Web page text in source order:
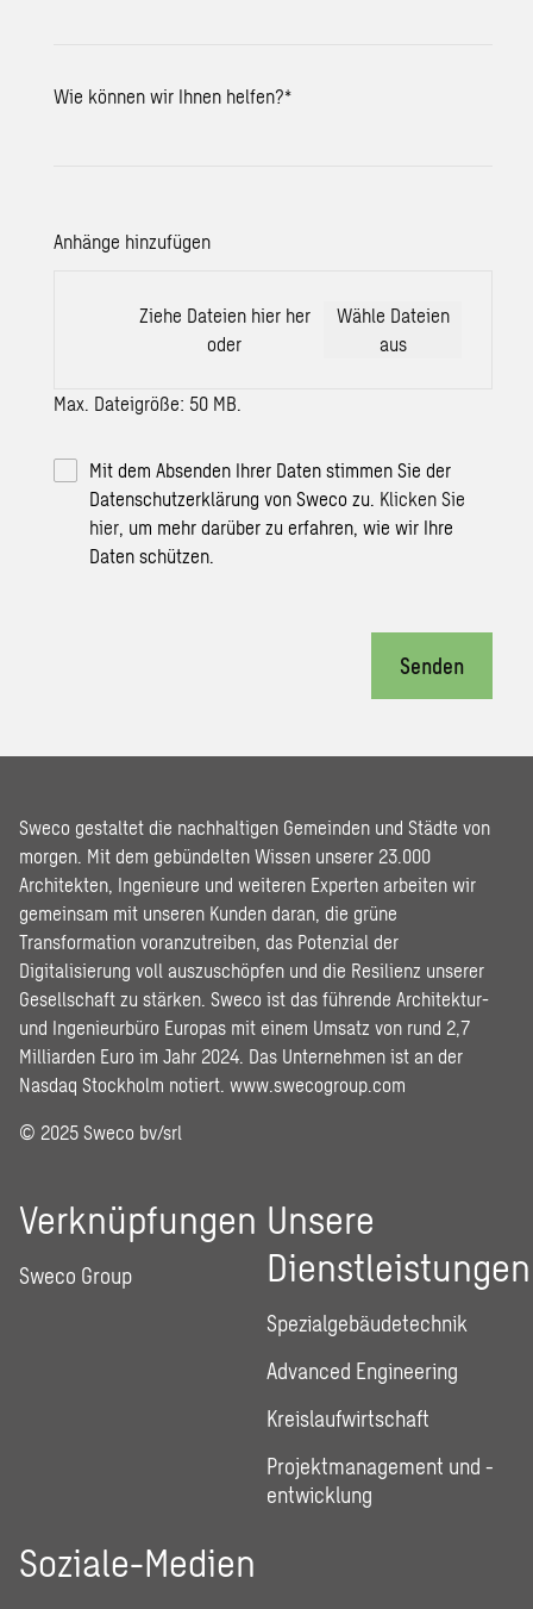
Wie können wir Ihnen helfen?*
Anhänge hinzufügen
Ziehe Dateien hier her
oder
Wähle Dateien
aus
Max. Dateigröße: 50 MB.
Mit dem Absenden Ihrer Daten stimmen Sie der
Datenschutzerklärung von Sweco zu. Klicken Sie
hier, um mehr darüber zu erfahren, wie wir Ihre
Daten schützen.
Senden
Sweco gestaltet die nachhaltigen Gemeinden und Städte von
morgen. Mit dem gebündelten Wissen unserer 23.000
Architekten, Ingenieure und weiteren Experten arbeiten wir
gemeinsam mit unseren Kunden daran, die grüne
Transformation voranzutreiben, das Potenzial der
Digitalisierung voll auszuschöpfen und die Resilienz unserer
Gesellschaft zu stärken. Sweco ist das führende Architektur-
und Ingenieurbüro Europas mit einem Umsatz von rund 2,7
Milliarden Euro im Jahr 2024. Das Unternehmen ist an der
Nasdaq Stockholm notiert. www.swecogroup.com
© 2025 Sweco bv/srl
Verknüpfungen
Sweco Group
Unsere
Dienstleistungen
Spezialgebäudetechnik
Advanced Engineering
Kreislaufwirtschaft
Projektmanagement und -
entwicklung
Soziale-Medien